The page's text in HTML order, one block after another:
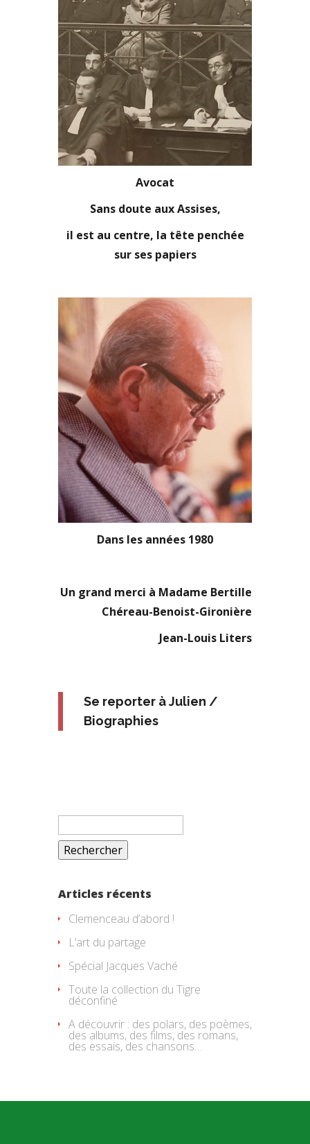
Avocat
Sans doute aux Assises,
il est au centre, la tête penchée
sur ses papiers
Dans les années 1980
Un grand merci à Madame Bertille
Chéreau-Benoist-Gironière
Jean-Louis Liters
Se reporter à Julien /
Biographies
Rechercher :
Articles récents
Clemenceau d’abord !
L’art du partage
Spécial Jacques Vaché
Toute la collection du Tigre
déconfiné
A découvrir : des polars, des poèmes,
des albums, des films, des romans,
des essais, des chansons…